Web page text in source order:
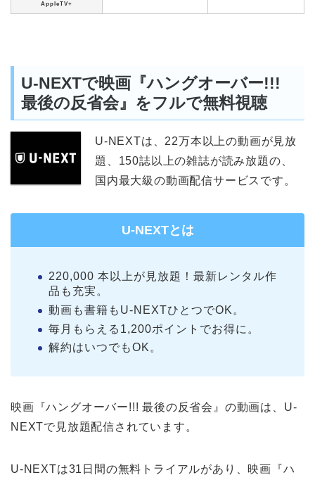
AppleTV+
U-NEXTで映画『ハングオーバー!!!
最後の反省会』をフルで無料視聴
U-NEXTは、22万本以上の動画が見放
題、150誌以上の雑誌が読み放題の、
国内最大級の動画配信サービスです。
U-NEXTとは
220,000 本以上が見放題！最新レンタル作
品も充実。
動画も書籍もU-NEXTひとつでOK。
毎月もらえる1,200ポイントでお得に。
解約はいつでもOK。
映画『ハングオーバー!!! 最後の反省会』の動画は、U-
NEXTで見放題配信されています。
U-NEXTは31日間の無料トライアルがあり、映画『ハ